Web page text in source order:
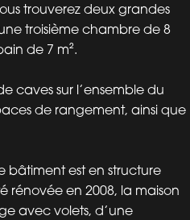
trouverez deux grandes
troisième chambre de 8
de 7 m².
caves sur l’ensemble du
de rangement, ainsi que
bâtiment est en structure
rénovée en 2008, la maison
avec volets, d’une